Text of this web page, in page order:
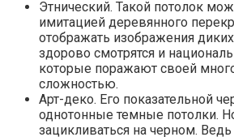
Этнический. Такой потолок
имитацией деревянного
отображать изображения
здорово смотрятся и
которые поражают своей
сложностью.
Арт-деко. Его показательной
однотонные темные потолки.
зацикливаться на черном.